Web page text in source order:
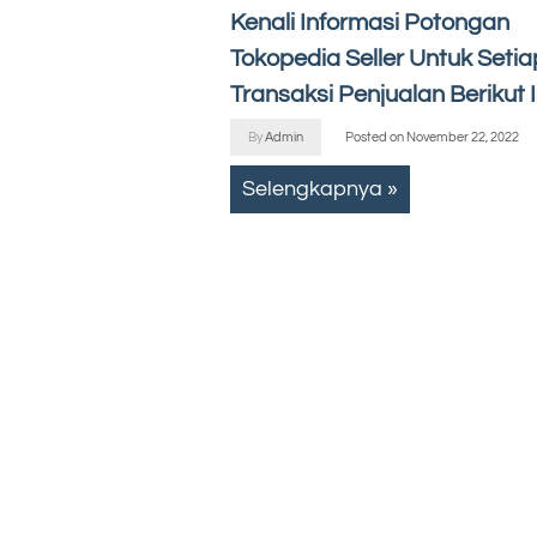
Kenali Informasi Potongan
Tokopedia Seller Untuk
Transaksi Penjualan Berikut
ByAdmin Posted on November 22, 2022
Selengkapnya »